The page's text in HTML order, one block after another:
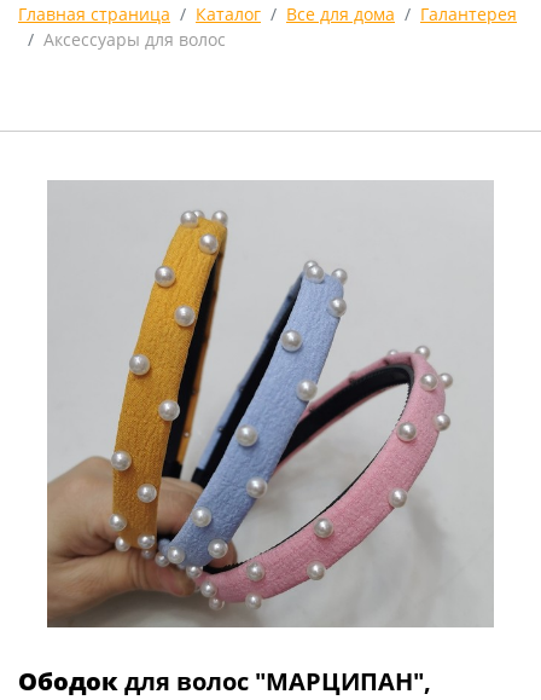
Главная страница Каталог Все для дома
Галантерея
Аксессуары для волос
Ободокдля волос "МАРЦИПАН",